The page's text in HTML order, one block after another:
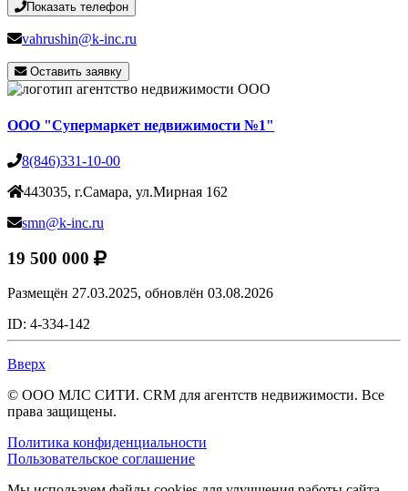
Показать телефон
vahrushin@k-inc.ru
Оставить заявку
ООО "Супермаркет недвижимости №1"
8(846)331-10-00
443035, г.Самара, ул.Мирная 162
smn@k-inc.ru
19 500 000
Размещён 27.03.2025, обновлён 03.08.2026
ID: 4-334-142
Вверх
© ООО МЛС СИТИ. CRM для агентств недвижимости. Все
права защищены.
Политика конфиденциальности
Пользовательское соглашение